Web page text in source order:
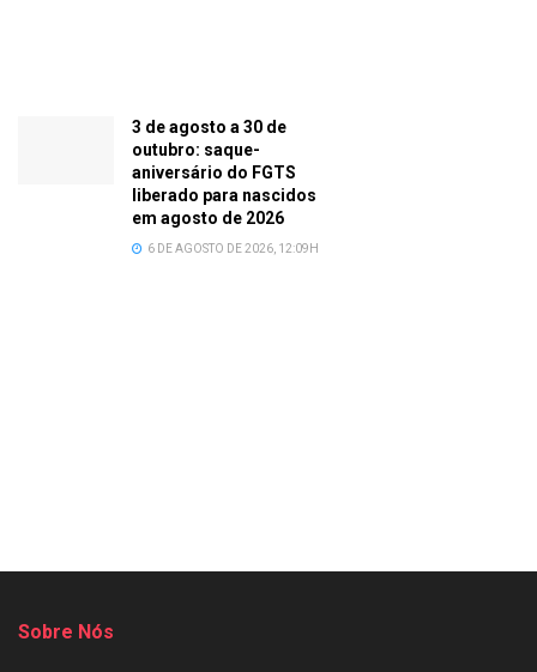
3 de agosto a 30 de
outubro: saque-
aniversário do FGTS
liberado para nascidos
em agosto de 2026
6 DE AGOSTO DE 2026, 12:09H
Sobre Nós